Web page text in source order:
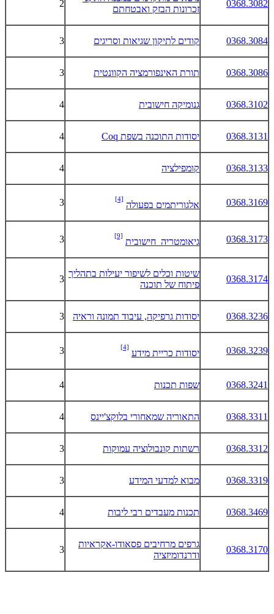
0368.3082
זכרונות הבזק ואבטחתם
2
0368.3084 קודים לתיקון שגיאות וסריגים 3
0368.3086 תורת האינפורמציה הקוונטית 3
0368.3102 גנומיקה חישובית 4
0368.3131 יסודות התוכנה בשפת Coq
4
0368.3133 קומפילציה 4
0368.3169 אלגוריתמים בפעולה
[4]
3
0368.3173 גיאומטריה חישובית
[9]
3
0368.3174
שיטות וכלים לשיפור יעילות בתהליך
פיתוח של תוכנה
3
0368.3236 יסודות גרפיקה, עיבוד תמונה וראיה 3
0368.3239 יסודות כריית מידע
[4]
3
0368.3241 שפות תכנות 4
0368.3311 התאוריה שמאחורי בלוקצ'יינס 4
0368.3312 רשתות קונבולוציה עמוקות 3
0368.3319 מבוא למדעי המידע 3
0368.3469 תכנות מעבדים רבי ליבות 4
0368.3170
גרפים מרחיבים פסאודו-אקראיות
ודרנדומיזציה
3